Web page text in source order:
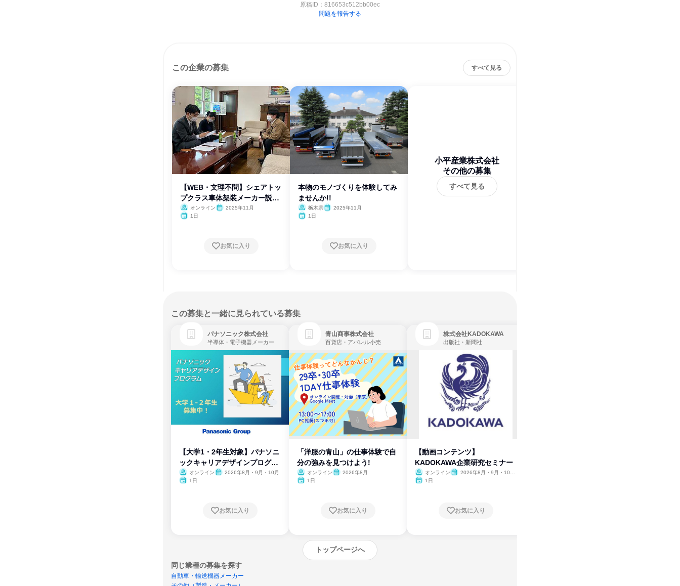
原稿ID： 816653c512bb00ec
問題を報告する
この企業の募集 すべて見る
【WEB・文理不問】シェアトッ
プクラス車体架装メーカー説明
会
オンライン
2025年11月
1日
お気に入り
本物のモノづくりを体験してみ
ませんか!!
栃木県
2025年11月
1日
お気に入り
小平産業株式会社
その他の募集
すべて見る
この募集と一緒に見られている募集
パナソニック株式会社
半導体・電子機器メーカー
【大学1・2年生対象】パナソニ
ックキャリアデザインプログラ
ム
オンライン
2026年8月・9月・10月
1日
お気に入り
青山商事株式会社
百貨店・アパレル小売
「洋服の青山」の仕事体験で自
分の強みを見つけよう!
オンライン
2026年8月
1日
お気に入り
株式会社KADOKAWA
出版社・新聞社
【動画コンテンツ】
KADOKAWA企業研究セミナー
オンライン
2026年8月・9月・10
1日
お気に入り
トップページへ
同じ業種の募集を探す
自動車・輸送機器メーカー